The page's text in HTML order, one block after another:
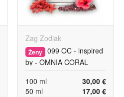
Zag Zodiak
Ženy 099 OC - inspired
by - OMNIA CORAL
30,00 €
100 ml
17,00 €
50 ml